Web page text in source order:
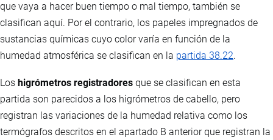
que vaya a hacer buen tiempo o mal tiempo, también se
clasifican aquí. Por el contrario, los papeles impregnados de
sustancias químicas cuyo color varía en función de la
humedad atmosférica se clasifican en la partida 38.22.
Los higrómetros registradores que se clasifican en esta
partida son parecidos a los higrómetros de cabello, pero
registran las variaciones de la humedad relativa como los
termógrafos descritos en el apartado B anterior que registran la